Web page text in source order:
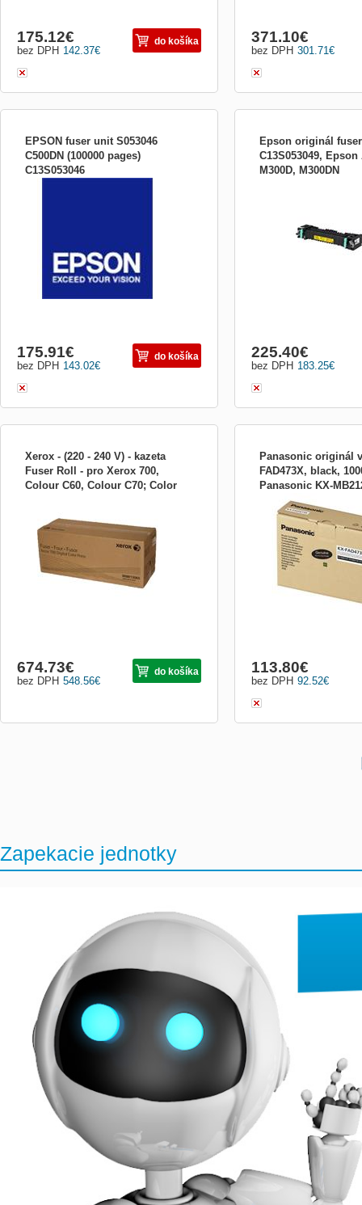
142.37€
bez DPH
175.12€ do košíka
301.71€
bez DPH
371.10€
EPSON fuser unit S053046
C500DN (100000 pages)
C13S053046
143.02€
bez DPH
175.91€ do košíka
Epson originál fuser
C13S053049,
M300D, M300DN
183.25€
bez DPH
225.40€
Xerox - (220 - 240 V) - kazeta
Fuser Roll - pro Xerox 700,
Colour C60, Colour C70; Color
100 000 strán
548.56€
bez DPH
674.73€ do košíka
Panasonic originál
FAD473X, black,
Panasonic KX-
MB2130, KX-MB2170
92.52€
bez DPH
113.80€
Zapekacie jednotky